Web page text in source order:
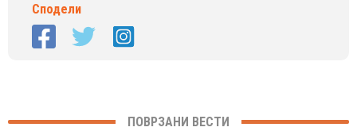
Сподели
ПОВРЗАНИ ВЕСТИ